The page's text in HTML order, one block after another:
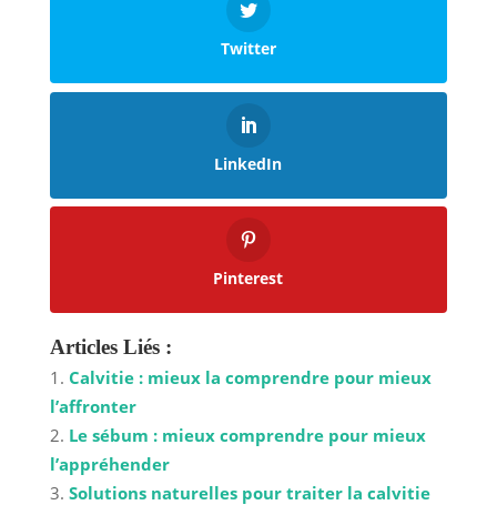
Twitter
LinkedIn
Pinterest
Articles Liés :
Calvitie : mieux la comprendre pour mieux
l’affronter
Le sébum : mieux comprendre pour mieux
l’appréhender
Solutions naturelles pour traiter la calvitie